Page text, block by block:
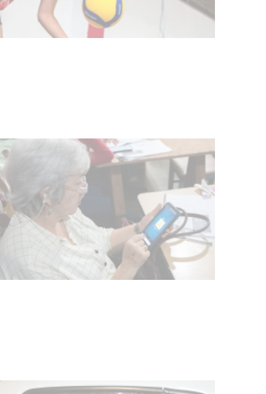
Siniestro laboral con tiernizadora
de carne